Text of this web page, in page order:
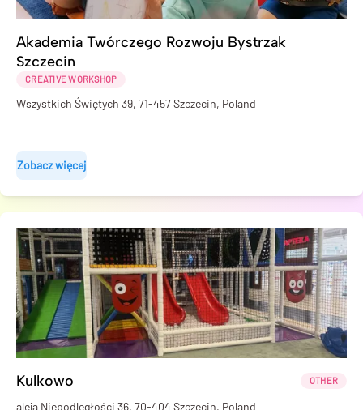
Akademia Twórczego Rozwoju Bystrzak
Szczecin
CREATIVE WORKSHOP
Wszystkich Świętych 39, 71-457 Szczecin, Poland
Zobacz więcej
Kulkowo OTHER
aleja Niepodległości 36, 70-404 Szczecin, Poland